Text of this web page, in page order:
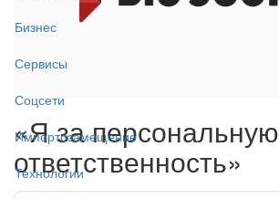
Бизнес
Сервисы
Соцсети
Импортозамещение
Технологии
«Я за персональную
ответственность»